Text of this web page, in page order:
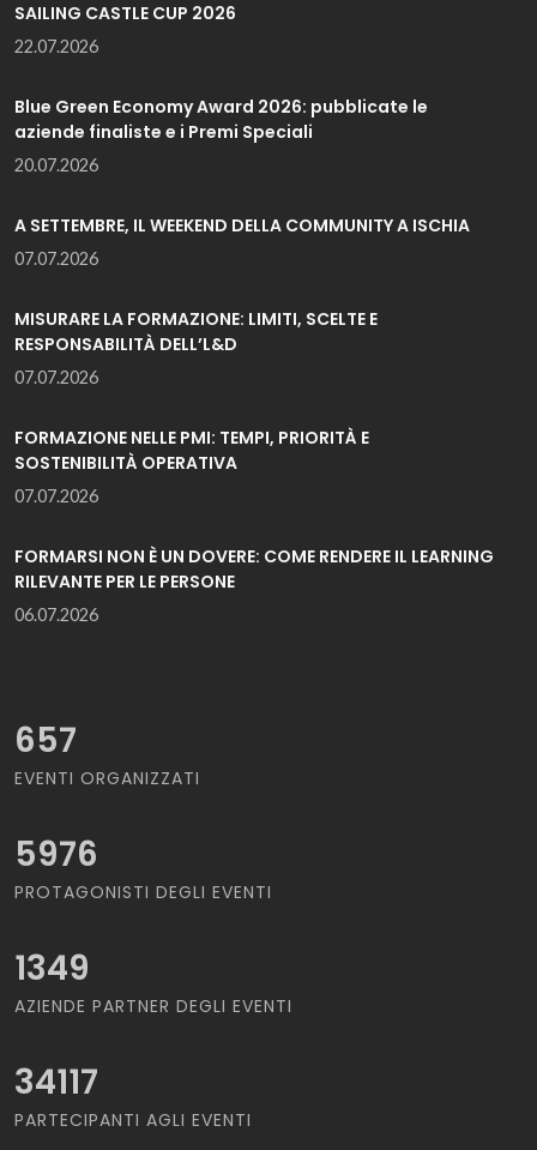
SAILING CASTLE CUP 2026
22.07.2026
Blue Green Economy Award 2026: pubblicate le
aziende finaliste e i Premi Speciali
20.07.2026
A SETTEMBRE, IL WEEKEND DELLA COMMUNITY A ISCHIA
07.07.2026
MISURARE LA FORMAZIONE: LIMITI, SCELTE E
RESPONSABILITÀ DELL’L&D
07.07.2026
FORMAZIONE NELLE PMI: TEMPI, PRIORITÀ E
SOSTENIBILITÀ OPERATIVA
07.07.2026
FORMARSI NON È UN DOVERE: COME RENDERE IL LEARNING
RILEVANTE PER LE PERSONE
06.07.2026
657
EVENTI ORGANIZZATI
5976
PROTAGONISTI DEGLI EVENTI
1349
AZIENDE PARTNER DEGLI EVENTI
34117
PARTECIPANTI AGLI EVENTI